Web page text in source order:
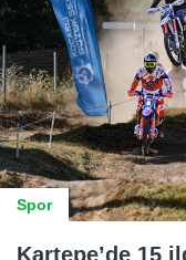
Spor
Kartepe’de 15